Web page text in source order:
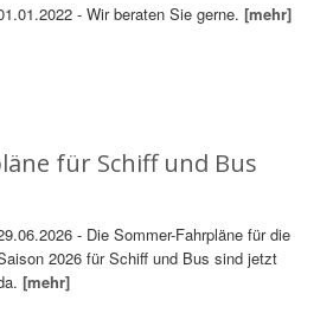
- Wir beraten Sie gerne.[mehr]
für Schiff und Bus
- Die Sommer-Fahrpläne für die
2026 für Schiff und Bus sind jetzt
[mehr]